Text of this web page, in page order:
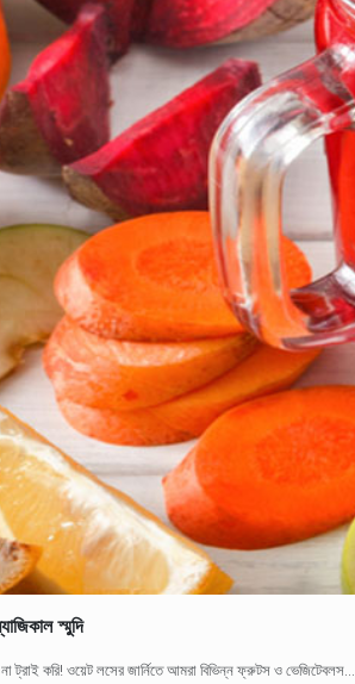
স্মুদি
ট্রাই করি! ওয়েট লসের জার্নিতে আমরা বিভিন্ন ফ্রুটস ও ভেজিটেবলস...